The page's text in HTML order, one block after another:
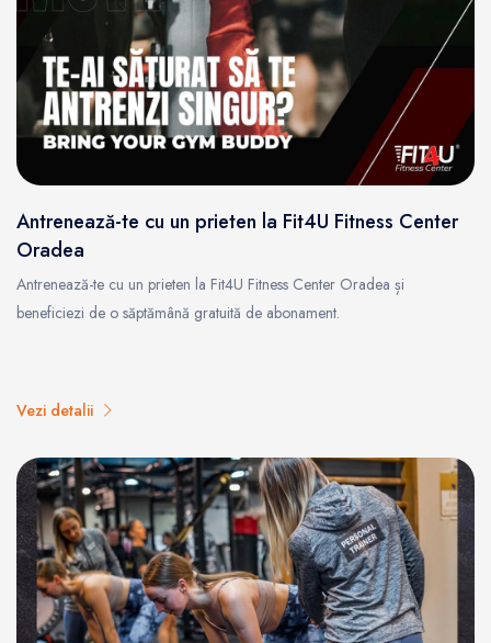
Antrenează-te cu un prieten la Fit4U Fitness Center
Oradea
Antrenează-te cu un prieten la Fit4U Fitness Center Oradea și
beneficiezi de o săptămână gratuită de abonament.
Vezi detalii